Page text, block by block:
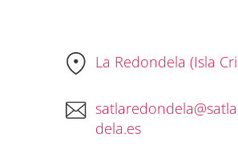
La Redondela (Isla
dela.es